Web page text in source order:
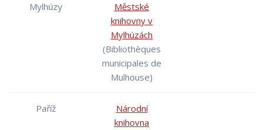
Mylhúzy
Městské
knihovny v
Mylhúzách
(Bibliothèques
municipales de
Mulhouse)
Paříž
Národní
knihovna